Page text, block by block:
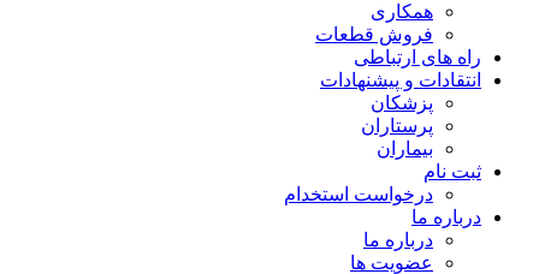
همکاری
فروش قطعات
راه های ارتباطی
انتقادات و پيشنهادات
پزشكان
پرستاران
بيماران
ثبت نام
درخواست استخدام
درباره ما
درباره ما
عضویت ها